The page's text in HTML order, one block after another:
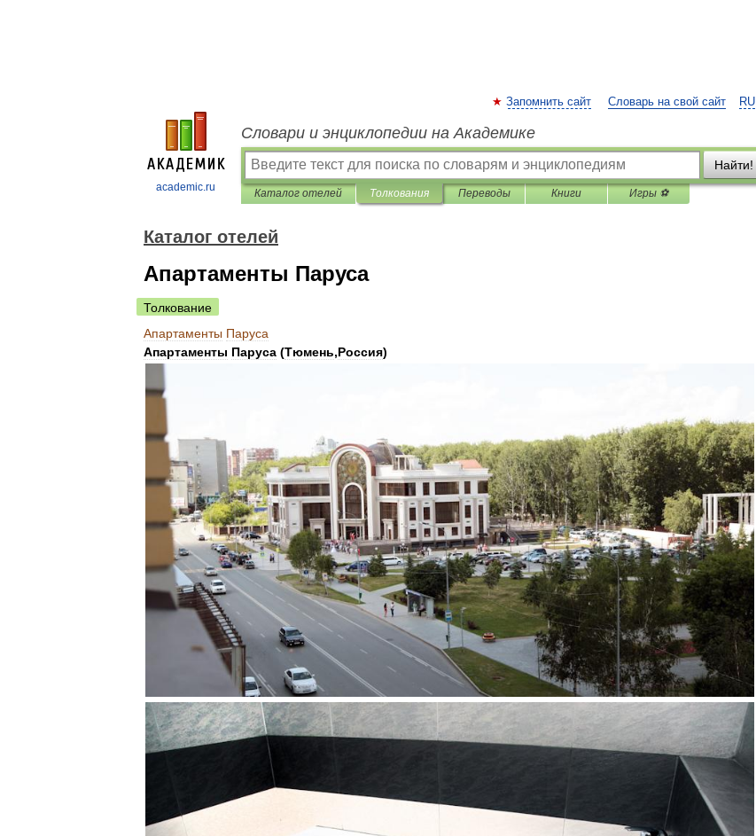
academic.ru
RU
Запомнить сайт Словарь на свой сайт
Словари и энциклопедии на Академике
Найти!
Каталог отелей Толкования Переводы Книги Игры ⚽
Каталог отелей
Апартаменты Паруса
Толкование
Апартаменты Паруса
Апартаменты Паруса (Тюмень,Россия)